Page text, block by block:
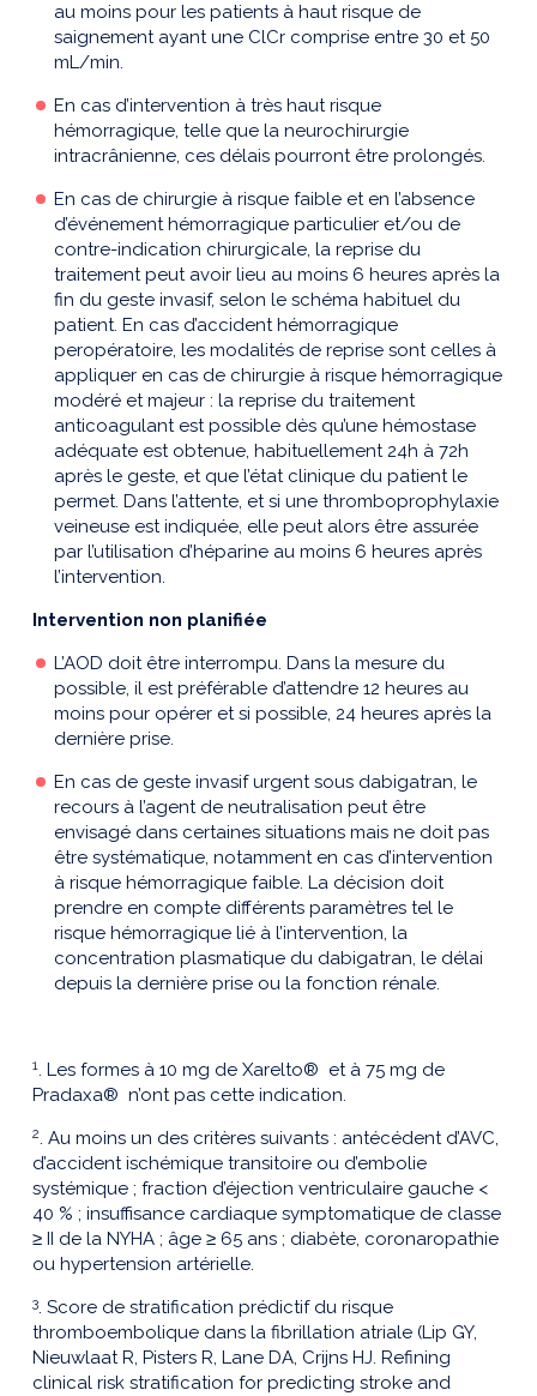
au moins pour les patients à haut risque de
saignement ayant une ClCr comprise entre 30 et 50
mL/min.
En cas d’intervention à très haut risque
hémorragique, telle que la neurochirurgie
intracrânienne, ces délais pourront être prolongés.
En cas de chirurgie à risque faible et en l’absence
d’événement hémorragique particulier et/ou de
contre-indication chirurgicale, la reprise du
traitement peut avoir lieu au moins 6 heures après la
fin du geste invasif, selon le schéma habituel du
patient. En cas d’accident hémorragique
peropératoire, les modalités de reprise sont celles à
appliquer en cas de chirurgie à risque hémorragique
modéré et majeur : la reprise du traitement
anticoagulant est possible dès qu’une hémostase
adéquate est obtenue, habituellement 24h à 72h
après le geste, et que l’état clinique du patient le
permet. Dans l’attente, et si une thromboprophylaxie
veineuse est indiquée, elle peut alors être assurée
par l’utilisation d’héparine au moins 6 heures après
l’intervention.
Intervention non planifiée
L’AOD doit être interrompu. Dans la mesure du
possible, il est préférable d’attendre 12 heures au
moins pour opérer et si possible, 24 heures après la
dernière prise.
En cas de geste invasif urgent sous dabigatran, le
recours à l’agent de neutralisation peut être
envisagé dans certaines situations mais ne doit pas
être systématique, notamment en cas d’intervention
à risque hémorragique faible. La décision doit
prendre en compte différents paramètres tel le
risque hémorragique lié à l’intervention, la
concentration plasmatique du dabigatran, le délai
depuis la dernière prise ou la fonction rénale.
1. Les formes à 10 mg de Xarelto® et à 75 mg de
Pradaxa® n’ont pas cette indication.
2. Au moins un des critères suivants : antécédent d’AVC,
d’accident ischémique transitoire ou d’embolie
systémique ; fraction d’éjection ventriculaire gauche <
40 % ; insuffisance cardiaque symptomatique de classe
≥ II de la NYHA ; âge ≥ 65 ans ; diabète, coronaropathie
ou hypertension artérielle.
3. Score de stratification prédictif du risque
thromboembolique dans la fibrillation atriale (Lip GY,
Nieuwlaat R, Pisters R, Lane DA, Crijns HJ. Refining
clinical risk stratification for predicting stroke and